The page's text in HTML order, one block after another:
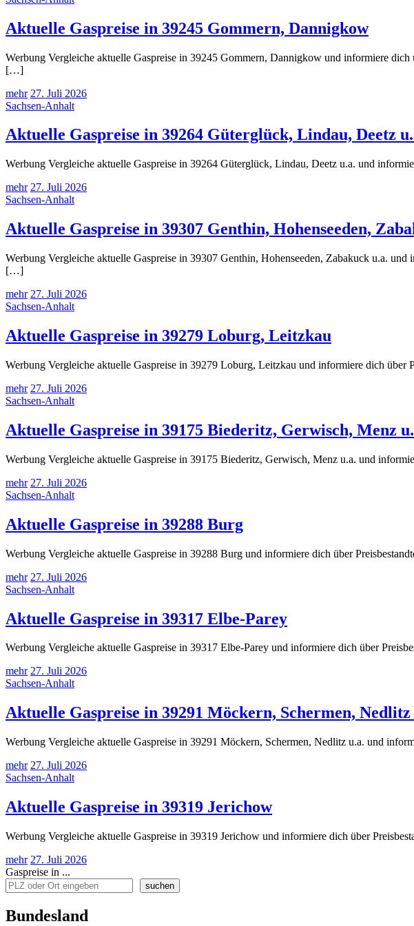
Aktuelle Gaspreise in 39245 Gommern, Dannigkow
Werbung Vergleiche aktuelle Gaspreise in 39245 Gommern, Dannigkow und informiere
[…]
mehr 27. Juli 2026
Sachsen-Anhalt
Aktuelle Gaspreise in 39264 Güterglück, Lindau, Deetz
Werbung Vergleiche aktuelle Gaspreise in 39264 Güterglück, Lindau, Deetz u.a. und
mehr 27. Juli 2026
Sachsen-Anhalt
Aktuelle Gaspreise in 39307 Genthin, Hohenseeden,
Werbung Vergleiche aktuelle Gaspreise in 39307 Genthin, Hohenseeden, Zabakuck u.a.
[…]
mehr 27. Juli 2026
Sachsen-Anhalt
Aktuelle Gaspreise in 39279 Loburg, Leitzkau
Werbung Vergleiche aktuelle Gaspreise in 39279 Loburg, Leitzkau und informiere dich
mehr 27. Juli 2026
Sachsen-Anhalt
Aktuelle Gaspreise in 39175 Biederitz, Gerwisch, Menz
Werbung Vergleiche aktuelle Gaspreise in 39175 Biederitz, Gerwisch, Menz u.a. und
mehr 27. Juli 2026
Sachsen-Anhalt
Aktuelle Gaspreise in 39288 Burg
Werbung Vergleiche aktuelle Gaspreise in 39288 Burg und informiere dich über
mehr 27. Juli 2026
Sachsen-Anhalt
Aktuelle Gaspreise in 39317 Elbe-Parey
Werbung Vergleiche aktuelle Gaspreise in 39317 Elbe-Parey und informiere dich über
mehr 27. Juli 2026
Sachsen-Anhalt
Aktuelle Gaspreise in 39291 Möckern, Schermen, Nedlitz
Werbung Vergleiche aktuelle Gaspreise in 39291 Möckern, Schermen, Nedlitz u.a. und
mehr 27. Juli 2026
Sachsen-Anhalt
Aktuelle Gaspreise in 39319 Jerichow
Werbung Vergleiche aktuelle Gaspreise in 39319 Jerichow und informiere dich über
mehr 27. Juli 2026
Gaspreise in ...
suchen
Bundesland